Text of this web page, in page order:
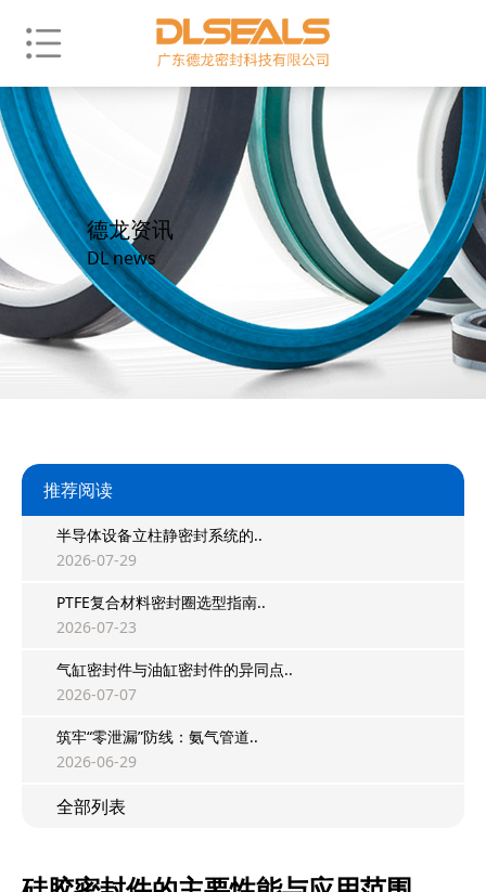
德龙资讯
DL news
推荐阅读
半导体设备立柱静密封系统的..
2026-07-29
PTFE复合材料密封圈选型指南..
2026-07-23
气缸密封件与油缸密封件的异同点..
2026-07-07
筑牢“零泄漏”防线：氨气管道..
2026-06-29
全部列表